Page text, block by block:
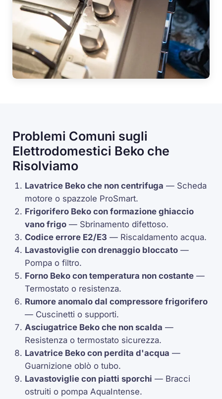
Problemi Comuni sugli
Elettrodomestici Beko che
Risolviamo
Lavatrice Beko che non centrifuga — Scheda
motore o spazzole ProSmart.
Frigorifero Beko con formazione ghiaccio
vano frigo — Sbrinamento difettoso.
Codice errore E2/E3 — Riscaldamento acqua.
Lavastoviglie con drenaggio bloccato —
Pompa o filtro.
Forno Beko con temperatura non costante —
Termostato o resistenza.
Rumore anomalo dal compressore frigorifero
— Cuscinetti o supporti.
Asciugatrice Beko che non scalda —
Resistenza otermostato sicurezza.
Lavatrice Beko con perdita d'acqua —
Guarnizione oblò o tubo.
Lavastoviglie con piatti sporchi — Bracci
ostruiti o pompaAquaIntense.